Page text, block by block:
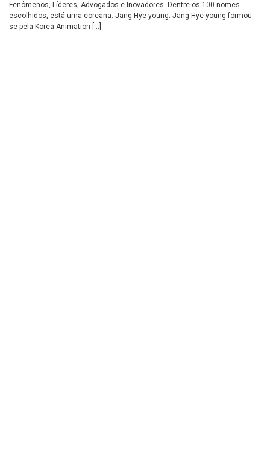
Fenômenos, Líderes, Advogados e Inovadores. Dentre os 100 nomes
escolhidos, está uma coreana: Jang Hye-young. Jang Hye-young formou-
se pela Korea Animation […]